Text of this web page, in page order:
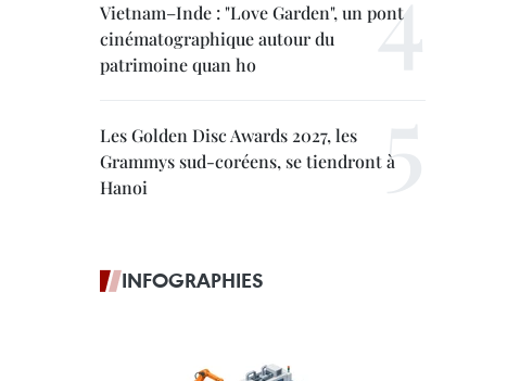
Vietnam–Inde : "Love Garden", un pont
cinématographique autour du
patrimoine quan ho
Les Golden Disc Awards 2027, les
Grammys sud-coréens, se tiendront à
Hanoi
INFOGRAPHIES